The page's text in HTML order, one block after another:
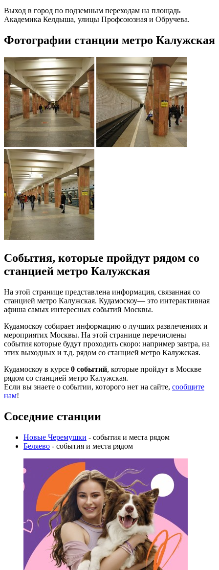
Выход в город по подземным переходам на площадь
Академика Келдыша, улицы Профсоюзная и Обручева.
Фотографии станции метро Калужская
События, которые пройдут рядом со
станцией метро Калужская
На этой странице представлена информация, связанная со
станцией метро Калужская. Кудамоскоу— это интерактивная
афиша самых интересных событий Москвы.
Кудамоскоу собирает информацию о лучших развлечениях и
мероприятих Москвы. На этой странице перечислены
события которые будут проходить скоро: например завтра, на
этих выходных и т.д. рядом со станцией метро Калужская.
Кудамоскоу в курсе 0 событий, которые пройдут в Москве
рядом со станцией метро Калужская.
Если вы знаете о событии, которого нет на сайте, сообщите
нам!
Соседние станции
Новые Черемушки - события и места рядом
Беляево - события и места рядом